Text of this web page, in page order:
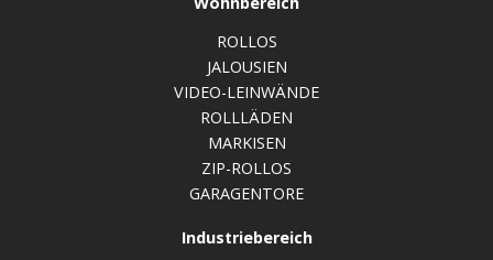
ROLLOS
JALOUSIEN
VIDEO-LEINWÄNDE
ROLLLÄDEN
MARKISEN
ZIP-ROLLOS
GARAGENTORE
Industriebereich